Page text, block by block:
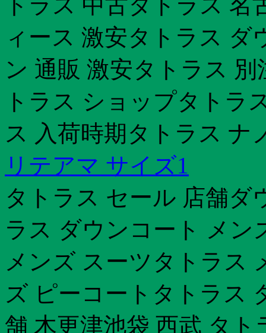
ィース 激安タトラス
ン 通販 激安タトラス
トラス ショップタトラ
ス 入荷時期タトラス ナ
リテアマ サイズ1
タトラス セール 店舗ダ
ラス ダウンコート メン
メンズ スーツタトラス
ズ ピーコートタトラス
舗 木更津池袋 西武 タ